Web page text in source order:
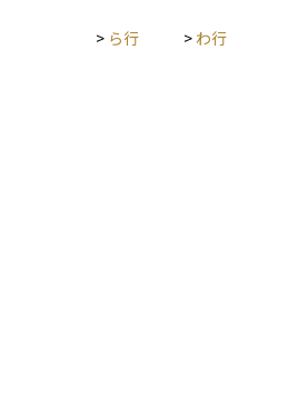
> ら行 > わ行